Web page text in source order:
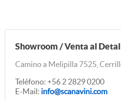
Showroom / Venta al
Camino a Melipilla 7525,
Teléfono: +56 2 2829 0200
E-Mail: info@scanavini.com